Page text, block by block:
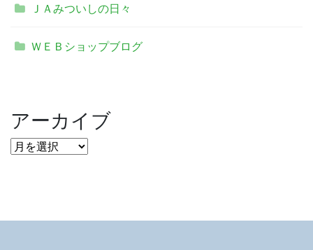
ＪＡみついしの日々
ＷＥＢショップブログ
アーカイブ
ア